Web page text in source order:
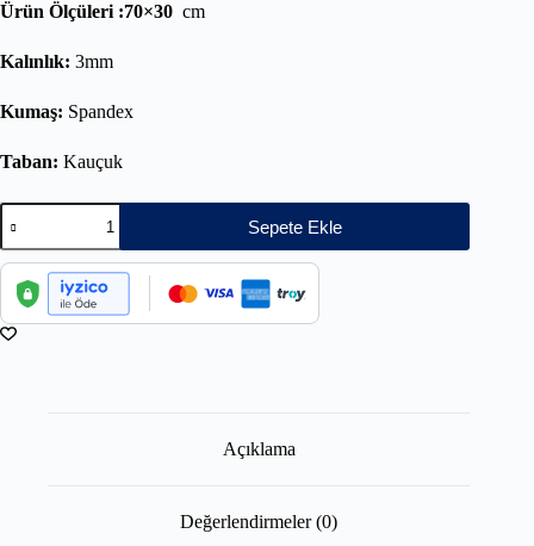
Ürün Ölçüleri :70×30 cm
Kalınlık: 3mm
Kumaş: Spandex
Taban: Kauçuk
Sepete Ekle
Açıklama
Değerlendirmeler (0)